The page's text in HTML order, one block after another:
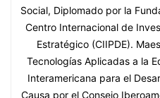
Social, Diplomado por la
Centro Internacional de
Estratégico (CIIPDE).
Tecnologías Aplicadas a la
Interamericana para el
Causa por el Consejo